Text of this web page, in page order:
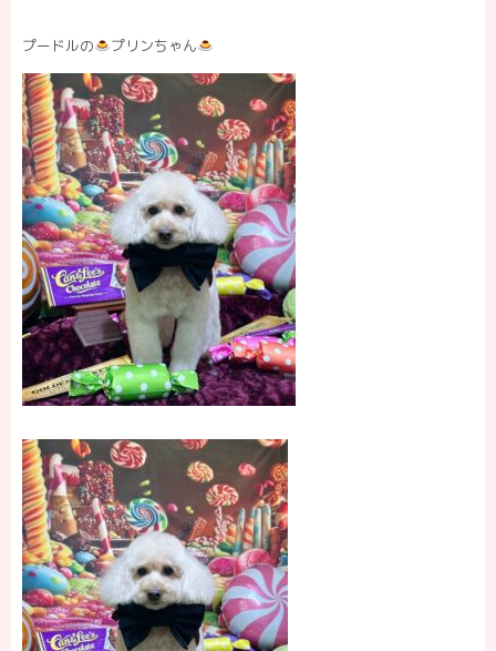
プードルの プリンちゃん